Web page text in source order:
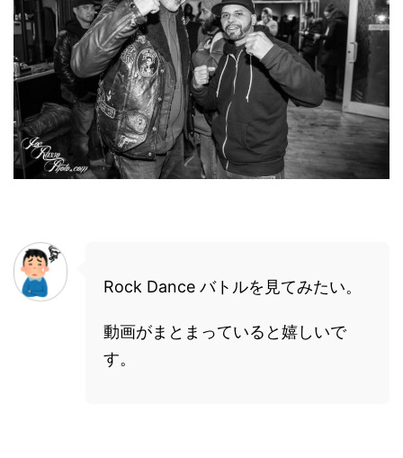
Rock Dance バトルを見てみたい。
動画がまとまっていると嬉しいで
す。